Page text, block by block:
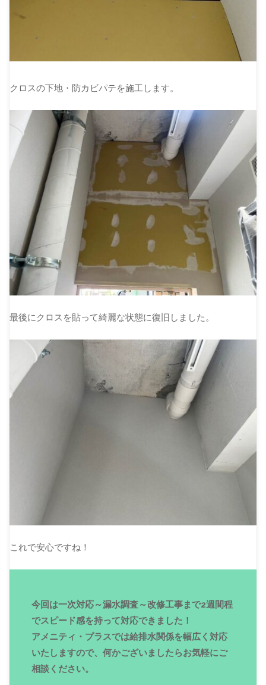
クロスの下地・防カビパテを施工します。
最後にクロスを貼って綺麗な状態に復旧しました。
これで安心ですね！
今回は一次対応～漏水調査～改修工事まで2週間程
でスピード感を持って対応できました！
アメニティ・プラスでは給排水関係を幅広く対応
いたしますので、何かございましたらお気軽にご
相談ください。